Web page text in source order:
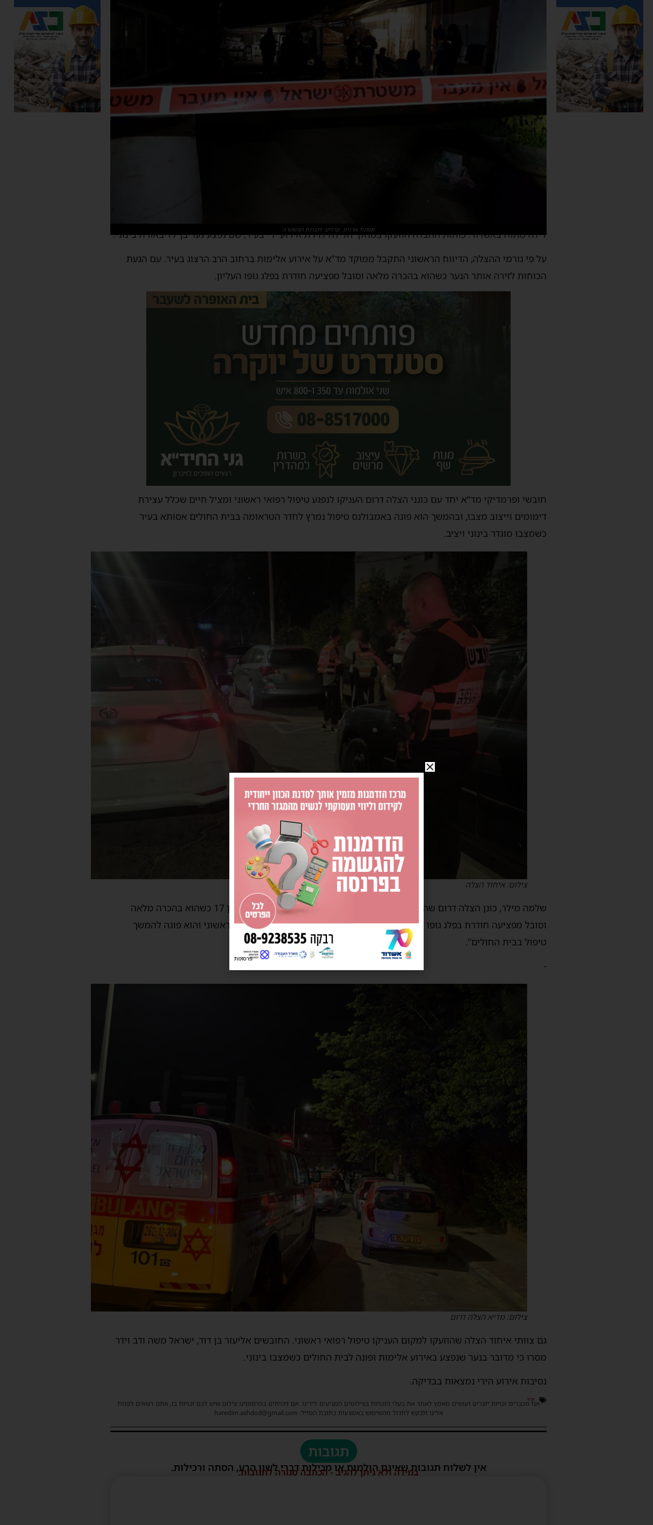
תמונת ארכיון. קרדיט: דוברות המשטרה
לילה מתוח באשדוד: כוחות ההצלה הוזעקו במהלך הלילה לזירת אירוע ירי בעיר, שם נפצע נער בן 17 באורח בינוני.
על פי גורמי ההצלה, הדיווח הראשוני התקבל ממוקד מד”א על אירוע אלימות ברחוב הרב הרצוג בעיר. עם הגעת
הכוחות לזירה אותר הנער כשהוא בהכרה מלאה וסובל מפציעה חודרת בפלג גופו העליון.
חובשי ופרמדיקי מד”א יחד עם כונני הצלה דרום העניקו לנפגע טיפול רפואי ראשוני ומציל חיים שכלל עצירת
דימומים וייצוב מצבו, ובהמשך הוא פונה באמבולנס טיפול נמרץ לחדר הטראומה בבית החולים אסותא בעיר
כשמצבו מוגדר בינוני ויציב.
צילום: איחוד הצלה
שלמה מילר, כונן הצלה דרום שהגיע למקום, סיפר: “כשהגענו למקום הבחנו בצעיר בן 17 כשהוא בהכרה מלאה
וסובל מפציעה חודרת בפלג גופו העליון. יחד עם צוותי מד”א הענקנו לו טיפול רפואי ראשוני והוא פונה להמשך
טיפול בבית החולים”.
-
צילום: מד״א הצלה דרום
גם צוותי איחוד הצלה שהוזעקו למקום העניקו טיפול רפואי ראשוני. החובשים אליעזר בן דוד, ישראל משה ודב וידר
מסרו כי מדובר בנער שנפצע באירוע אלימות ופונה לבית החולים כשמצבו בינוני.
נסיבות אירוע הירי נמצאות בבדיקה.
ירי
אנו מכבדים זכויות יוצרים ועושים מאמץ לאתר את בעלי הזכויות בצילומים המגיעים לידינו. אם זיהיתים בפרסומינו צילום שיש לכם זכויות בו, אתם רשאים לפנות
אלינו ולבקש לחדול מהשימוש באמצעות כתובת המייל: haredim.ashdod@gmail.com
תגובות
אין לשלוח תגובות שאינם הולמות או מכילות דברי לשון הרע, הסתה ורכילות.
במידה ולא ניתן להגיב - הכתבה סגורה לתגובות.
פרסומת